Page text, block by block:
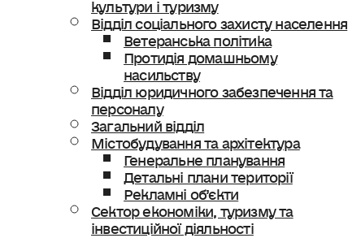
Відділ соціального захисту населення
Ветеранська політика
Протидія домашньому
насильству
Відділ юридичного забезпечення та
персоналу
Загальний відділ
Містобудування та архітектура
Генеральне планування
Детальні плани території
Рекламні об’єкти
Сектор економіки, туризму та
інвестиційної діяльності